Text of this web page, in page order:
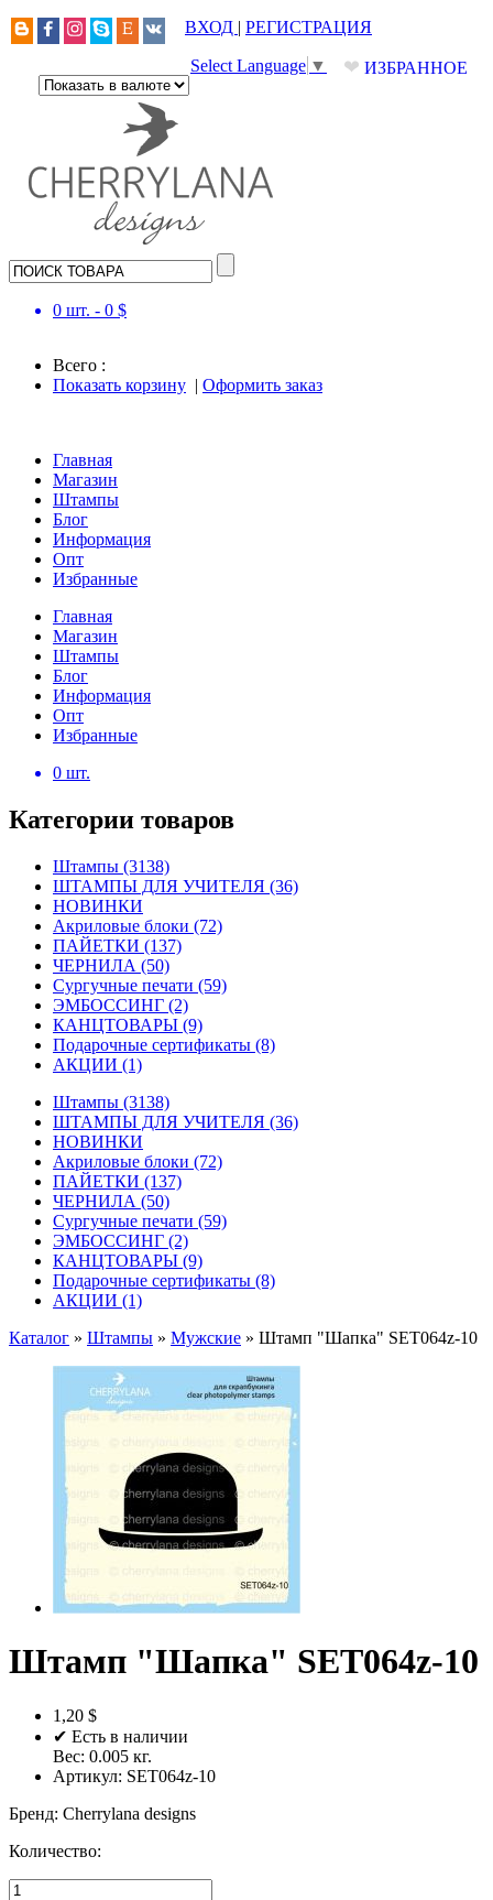
ВХОД | РЕГИСТРАЦИЯ
❤ ИЗБРАННОЕ
Select Language ▼
0 шт. - 0 $
Всего :
Показать корзину | Оформить заказ
Главная
Магазин
Штампы
Блог
Информация
Опт
Избранные
Главная
Магазин
Штампы
Блог
Информация
Опт
Избранные
0 шт.
Категории товаров
Штампы (3138)
ШТАМПЫ ДЛЯ УЧИТЕЛЯ (36)
НОВИНКИ
Акриловые блоки (72)
ПАЙЕТКИ (137)
ЧЕРНИЛА (50)
Сургучные печати (59)
ЭМБОССИНГ (2)
КАНЦТОВАРЫ (9)
Подарочные сертификаты (8)
АКЦИИ (1)
Штампы (3138)
ШТАМПЫ ДЛЯ УЧИТЕЛЯ (36)
НОВИНКИ
Акриловые блоки (72)
ПАЙЕТКИ (137)
ЧЕРНИЛА (50)
Сургучные печати (59)
ЭМБОССИНГ (2)
КАНЦТОВАРЫ (9)
Подарочные сертификаты (8)
АКЦИИ (1)
Каталог » Штампы » Мужские » Штамп "Шапка" SET064z-10
Штамп "Шапка" SET064z-10
1,20 $
✔ Есть в наличии
Вес: 0.005 кг.
Артикул: SET064z-10
Бренд: Cherrylana designs
Количество: